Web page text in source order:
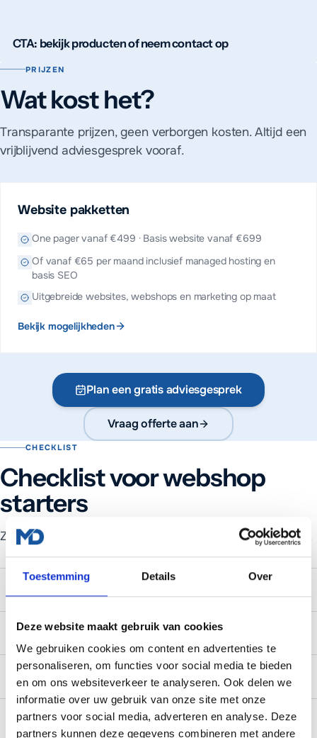
Toestemming Details Over
Deze website maakt gebruik van cookies
We gebruiken cookies om content en advertenties te
personaliseren, om functies voor social media te bieden
en om ons websiteverkeer te analyseren. Ook delen we
informatie over uw gebruik van onze site met onze
partners voor social media, adverteren en analyse. Deze
partners kunnen deze gegevens combineren met andere
CTA: bekijk producten of neem contact op
PRIJZEN
Wat kost het?
Transparante prijzen, geen verborgen kosten. Altijd een
vrijblijvend adviesgesprek vooraf.
Website pakketten
One pager vanaf €499 · Basis website vanaf €699
Of vanaf €65 per maand inclusief managed hosting en
basis SEO
Uitgebreide websites, webshops en marketing op maat
Bekijk mogelijkheden
Plan een gratis adviesgesprek
Vraag offerte aan
CHECKLIST
Checklist voor webshop
starters
Zorg dat deze punten op orde staan voordat je live gaat.
iDEAL betaling werkend en getest
Verzendtarieven correct ingesteld
Algemene voorwaarden en retourbeleid online